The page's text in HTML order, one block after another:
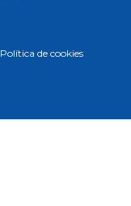
Política de cookies